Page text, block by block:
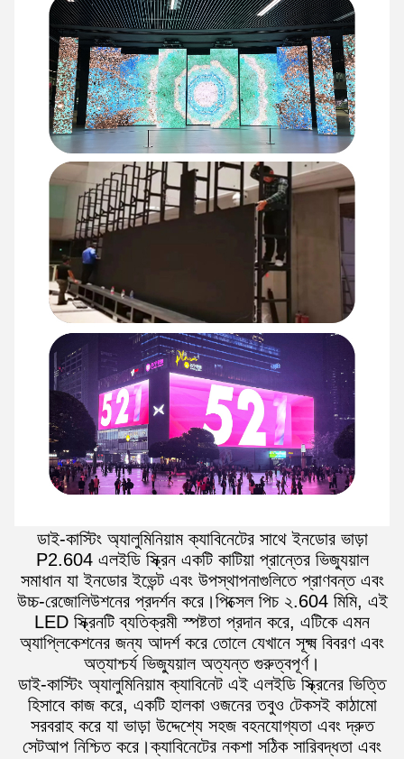
ডাই-কাস্টিং অ্যালুমিনিয়াম ক্যাবিনেটের সাথে ইনডোর ভাড়া
P2.604 এলইডি স্ক্রিন একটি কাটিয়া প্রান্তের ভিজ্যুয়াল
সমাধান যা ইনডোর ইভেন্ট এবং উপস্থাপনাগুলিতে প্রাণবন্ত এবং
উচ্চ-রেজোলিউশনের প্রদর্শন করে।পিক্সেল পিচ ২.604 মিমি, এই
LED স্ক্রিনটি ব্যতিক্রমী স্পষ্টতা প্রদান করে, এটিকে এমন
অ্যাপ্লিকেশনের জন্য আদর্শ করে তোলে যেখানে সূক্ষ্ম বিবরণ এবং
অত্যাশ্চর্য ভিজ্যুয়াল অত্যন্ত গুরুত্বপূর্ণ।
ডাই-কাস্টিং অ্যালুমিনিয়াম ক্যাবিনেট এই এলইডি স্ক্রিনের ভিত্তি
হিসাবে কাজ করে, একটি হালকা ওজনের তবুও টেকসই কাঠামো
সরবরাহ করে যা ভাড়া উদ্দেশ্যে সহজ বহনযোগ্যতা এবং দ্রুত
সেটআপ নিশ্চিত করে।ক্যাবিনেটের নকশা সঠিক সারিবদ্ধতা এবং